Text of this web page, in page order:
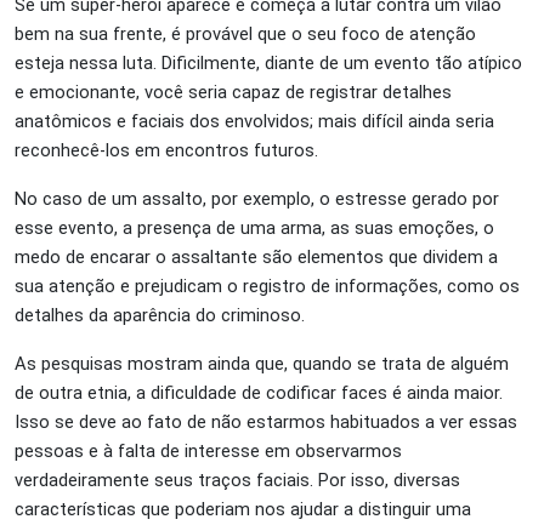
bem na sua frente, é provável que o seu foco de atenção
esteja nessa luta. Dificilmente, diante de um evento tão atípico
e emocionante, você seria capaz de registrar detalhes
anatômicos e faciais dos envolvidos; mais difícil ainda seria
reconhecê-los em encontros futuros.
No caso de um assalto, por exemplo, o estresse gerado por
esse evento, a presença de uma arma, as suas emoções, o
medo de encarar o assaltante são elementos que dividem a
sua atenção e prejudicam o registro de informações, como os
detalhes da aparência do criminoso.
As pesquisas mostram ainda que, quando se trata de alguém
de outra etnia, a dificuldade de codificar faces é ainda maior.
Isso se deve ao fato de não estarmos habituados a ver essas
pessoas e à falta de interesse em observarmos
verdadeiramente seus traços faciais. Por isso, diversas
características que poderiam nos ajudar a distinguir uma